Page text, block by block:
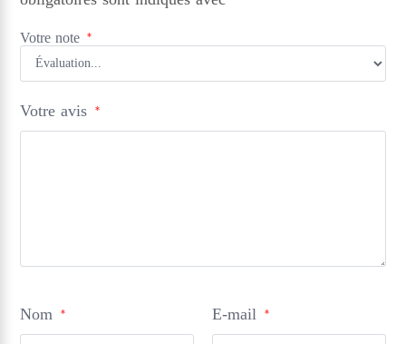
Votre note *
Votre avis *
Nom * E-mail *